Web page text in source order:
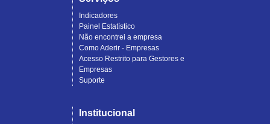
Indicadores
Painel Estatístico
Não encontrei a empresa
Como Aderir - Empresas
Acesso Restrito para Gestores e
Empresas
Suporte
Institucional